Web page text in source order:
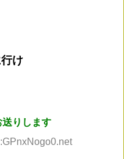
け
りします